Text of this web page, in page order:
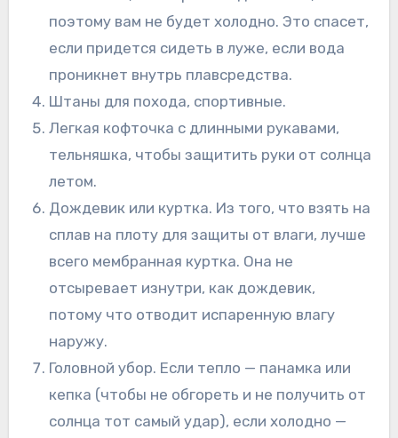
поэтому вам не будет холодно. Это спасет,
если придется сидеть в луже, если вода
проникнет внутрь плавсредства.
Штаны для похода, спортивные.
Легкая кофточка с длинными рукавами,
тельняшка, чтобы защитить руки от солнца
летом.
Дождевик или куртка. Из того, что взять на
сплав на плоту для защиты от влаги, лучше
всего мембранная куртка. Она не
отсыревает изнутри, как дождевик,
потому что отводит испаренную влагу
наружу.
Головной убор. Если тепло — панамка или
кепка (чтобы не обгореть и не получить от
солнца тот самый удар), если холодно —